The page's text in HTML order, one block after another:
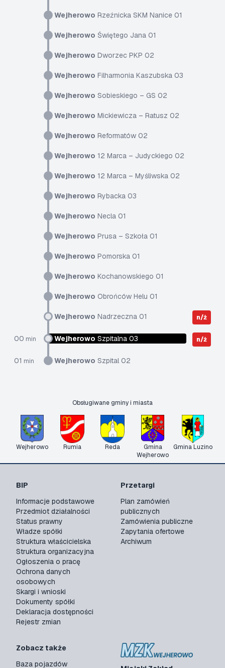
Wejherowo Rzeźnicka SKM Nanice 01
Wejherowo Świętego Jana 01
Wejherowo Dworzec PKP 02
Wejherowo Filharmonia Kaszubska 03
Wejherowo Sobieskiego – GS 02
Wejherowo Mickiewicza – Ratusz 02
Wejherowo Reformatów 02
Wejherowo 12 Marca – Judyckiego 02
Wejherowo 12 Marca – Myśliwska 02
Wejherowo Rybacka 03
Wejherowo Necla 01
Wejherowo Prusa – Szkoła 01
Wejherowo Pomorska 01
Wejherowo Kochanowskiego 01
Wejherowo Obrońców Helu 01
Wejherowo Nadrzeczna 01 n/ż
00 min Wejherowo Szpitalna 03 n/ż
01 min Wejherowo Szpital 02
Obsługiwane gminy i miasta
Wejherowo Rumia Reda
Gmina
Wejherowo
Gmina Luzino
BIP
Informacje podstawowe
Przedmiot działalności
Status prawny
Władze spółki
Struktura właścicielska
Struktura organizacyjna
Ogłoszenia o pracę
Ochrona danych
osobowych
Skargi i wnioski
Dokumenty spółki
Deklaracja dostępności
Rejestr zmian
Przetargi
Plan zamówień
publicznych
Zamówienia publiczne
Zapytania ofertowe
Archiwum
Zobacz także
Baza pojazdów